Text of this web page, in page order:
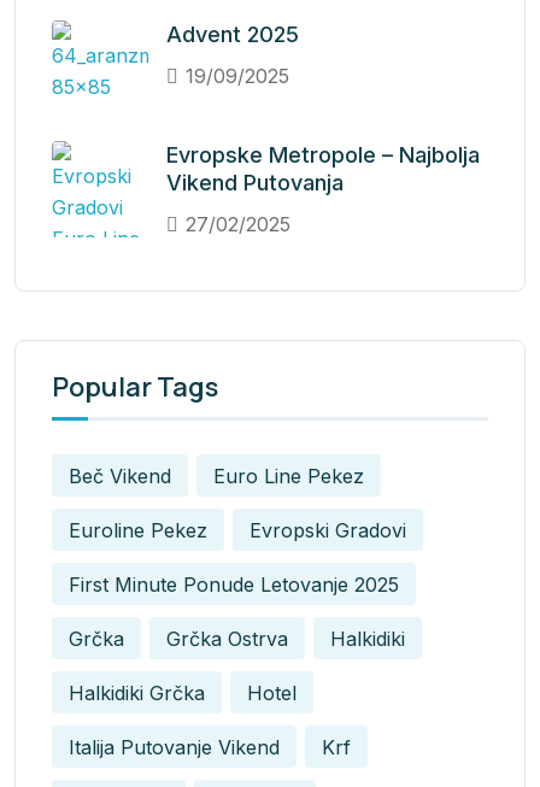
Advent 2025
19/09/2025
Evropske Metropole – Najbolja
Vikend Putovanja
27/02/2025
Popular Tags
Beč Vikend Euro Line Pekez
Euroline Pekez Evropski Gradovi
First Minute Ponude Letovanje 2025
Grčka Grčka Ostrva Halkidiki
Halkidiki Grčka Hotel
Italija Putovanje Vikend Krf